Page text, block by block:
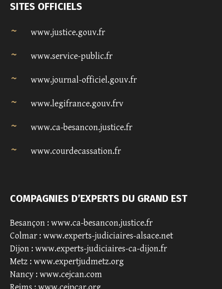
SITES OFFICIELS
www.justice.gouv.fr
www.service-public.fr
www.journal-officiel.gouv.fr
www.legifrance.gouv.frv
www.ca-besancon.justice.fr
www.courdecassation.fr
COMPAGNIES D’EXPERTS DU GRAND EST
Besançon : www.ca-besancon.justice.fr
Colmar : www.experts-judiciaires-alsace.net
Dijon : www.experts-judiciaires-ca-dijon.fr
Metz : www.expertjudmetz.org
Nancy : www.cejcan.com